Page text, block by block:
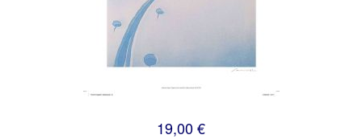
19,00 €